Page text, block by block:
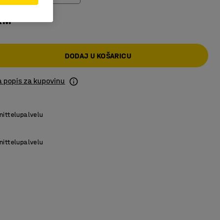
DODAJ U KOŠARICU
popis za kupovinu